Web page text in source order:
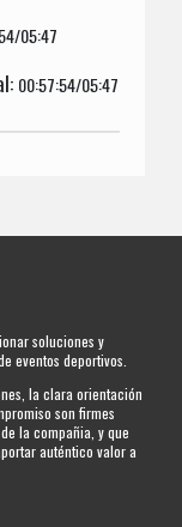
05:47
00:57:54/05:47
soluciones y
eventos deportivos.
la clara orientación
son firmes
la compañia, y que
auténtico valor a